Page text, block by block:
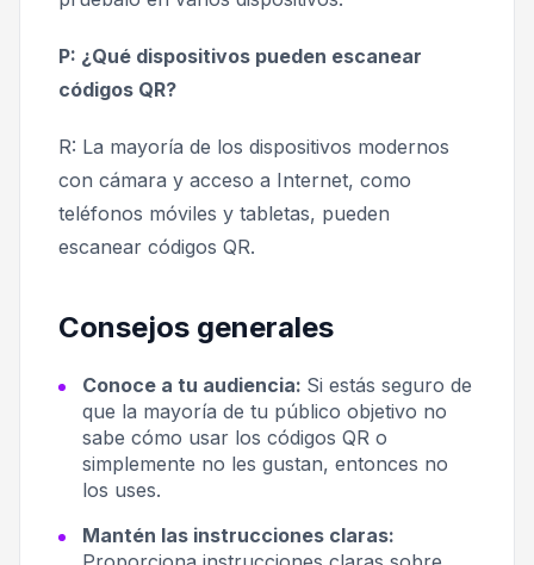
P: ¿Qué dispositivos pueden escanear
códigos QR?
R: La mayoría de los dispositivos modernos
con cámara y acceso a Internet, como
teléfonos móviles y tabletas, pueden
escanear códigos QR.
Consejos generales
Conoce a tu audiencia: Si estás seguro de
que la mayoría de tu público objetivo no
sabe cómo usar los códigos QR o
simplemente no les gustan, entonces no
los uses.
Mantén las instrucciones claras: